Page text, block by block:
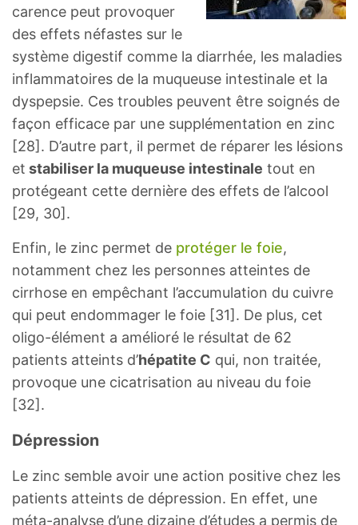
carence peut provoquer
des effets néfastes sur le
système digestif comme la diarrhée, les maladies
inflammatoires de la muqueuse intestinale et la
dyspepsie. Ces troubles peuvent être soignés de
façon efficace par une supplémentation en zinc
[28]. D’autre part, il permet de réparer les lésions
et stabiliser la muqueuse intestinale tout en
protégeant cette dernière des effets de l’alcool
[29, 30].
Enfin, le zinc permet de protéger le foie,
notamment chez les personnes atteintes de
cirrhose en empêchant l’accumulation du cuivre
qui peut endommager le foie [31]. De plus, cet
oligo-élément a amélioré le résultat de 62
patients atteints d’hépatite C qui, non traitée,
provoque une cicatrisation au niveau du foie
[32].
Dépression
Le zinc semble avoir une action positive chez les
patients atteints de dépression. En effet, une
méta-analyse d’une dizaine d’études a permis de